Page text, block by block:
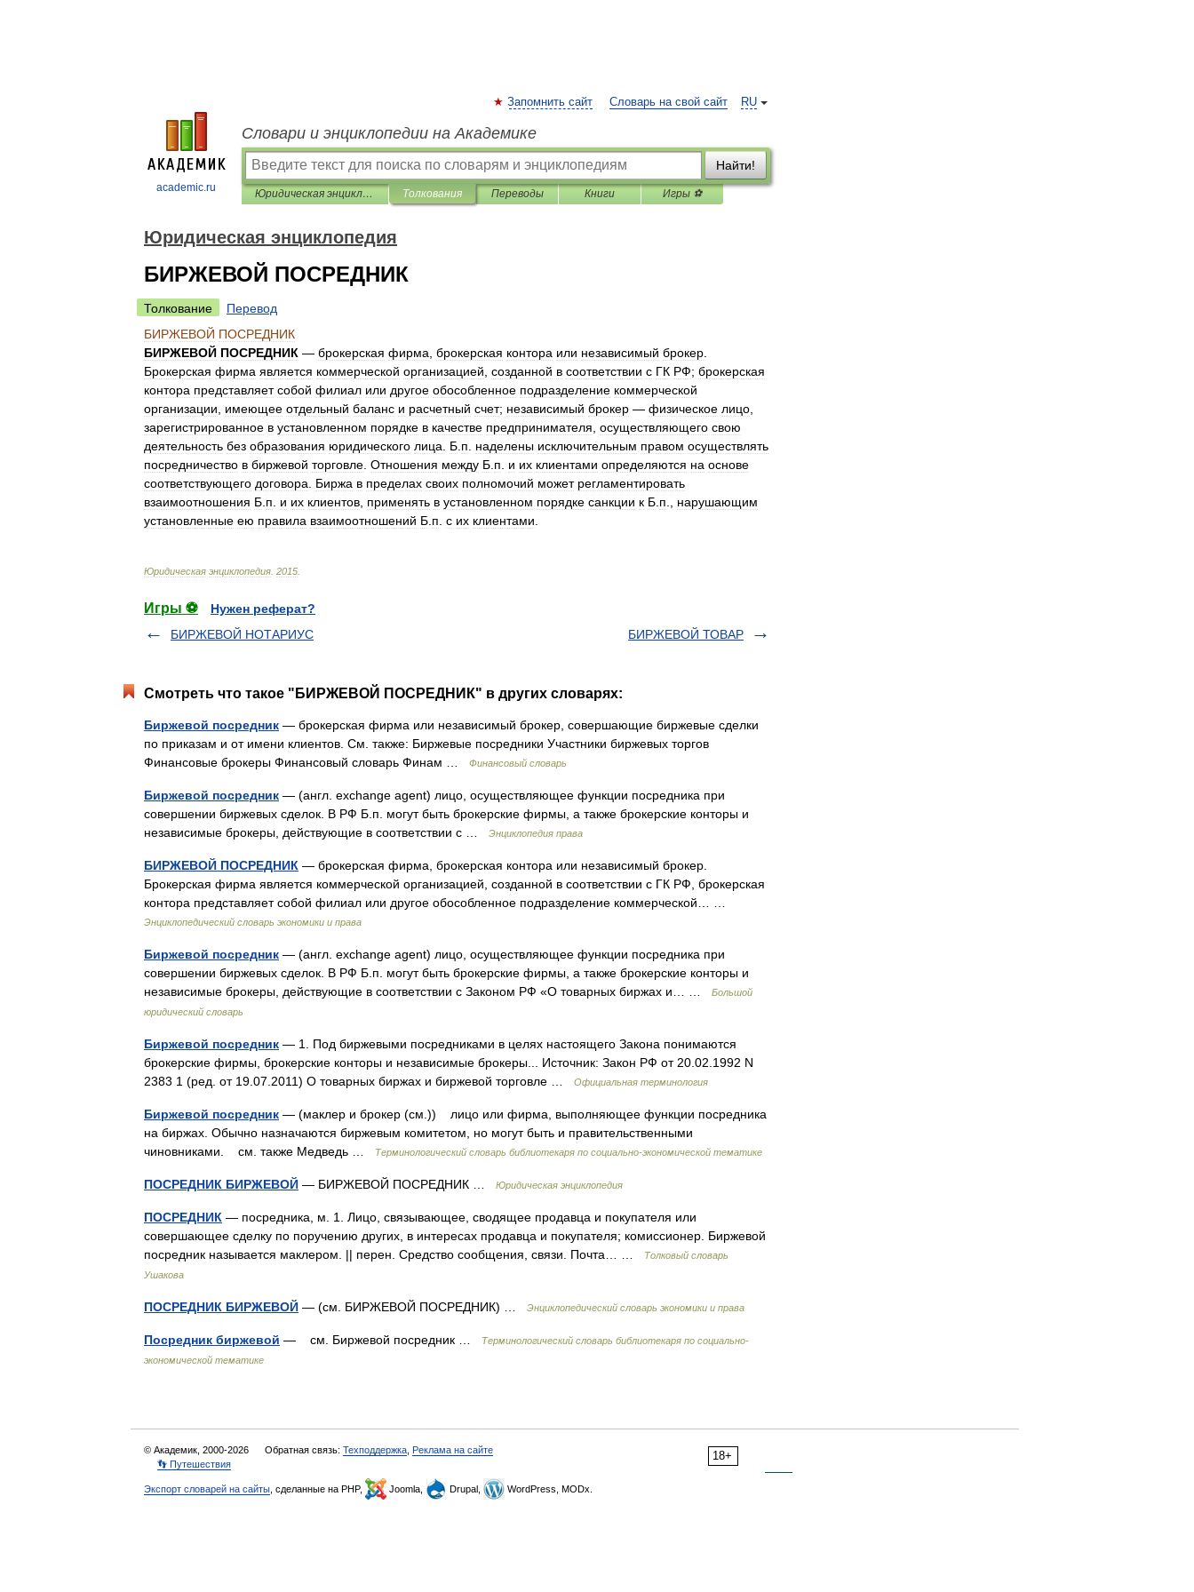
academic.ru
RU
Запомнить сайт Словарь на свой сайт
Словари и энциклопедии на Академике
Найти!
Юридическая энциклопедия Толкования Переводы Книги Игры ⚽
Юридическая энциклопедия
БИРЖЕВОЙ ПОСРЕДНИК
Толкование
Перевод
БИРЖЕВОЙ ПОСРЕДНИК
БИРЖЕВОЙ ПОСРЕДНИК — брокерская фирма брокерская контора или независимый брокер
Брокерская фирма является коммерческой организацией созданной в соответствии с ГК РФ; брокерская
контора представляет собой филиал или другое обособленное подразделение коммерческой
организации
имеющее отдельный баланс и расчетный счет; независимый брокер — физическое лицо
зарегистрированное в установленном порядке в качестве предпринимателя осуществляющего свою
деятельность без образования юридического лица Б п наделены исключительным правом осуществлять
посредничество в биржевой торговле Отношения между Б п и их клиентами определяются на основе
соответствующего договора Биржа в пределах своих полномочий может регламентировать
взаимоотношения Б п и их клиентов применять в установленном порядке санкции к Б п
нарушающим
установленные ею правила взаимоотношений Б п с их клиентами
Юридическая энциклопедия 2015
Игры ⚽
Нужен реферат?
БИРЖЕВОЙ НОТАРИУС
БИРЖЕВОЙ ТОВАР
Смотреть что такое "БИРЖЕВОЙ ПОСРЕДНИК" в других словарях:
Биржевой посредник — брокерская фирма или независимый брокер, совершающие биржевые сделки
по приказам и от имени клиентов. См. также: Биржевые посредники Участники биржевых торгов
Финансовые брокеры Финансовый словарь Финам …
Финансовый словарь
Биржевой посредник — (англ. exchange agent) лицо, осуществляющее функции посредника при
совершении биржевых сделок. В РФ Б.п. могут быть брокерские фирмы, а также брокерские конторы и
независимые брокеры, действующие в соответствии с …
Энциклопедия права
БИРЖЕВОЙ ПОСРЕДНИК — брокерская фирма, брокерская контора или независимый брокер.
Брокерская фирма является коммерческой организацией, созданной в соответствии с ГК РФ, брокерская
контора представляет собой филиал или другое обособленное подразделение коммерческой… …
Энциклопедический словарь экономики и права
Биржевой посредник — (англ. exchange agent) лицо, осуществляющее функции посредника при
совершении биржевых сделок. В РФ Б.п. могут быть брокерские фирмы, а также брокерские конторы и
независимые брокеры, действующие в соответствии с Законом РФ «О товарных биржах и… …
Большой
юридический словарь
Биржевой посредник — 1. Под биржевыми посредниками в целях настоящего Закона понимаются
брокерские фирмы, брокерские конторы и независимые брокеры... Источник: Закон РФ от 20.02.1992 N
2383 1 (ред. от 19.07.2011) О товарных биржах и биржевой торговле …
Официальная терминология
Биржевой посредник — (маклер и брокер (см.)) лицо или фирма, выполняющее функции посредника
на биржах. Обычно назначаются биржевым комитетом, но могут быть и правительственными
чиновниками. см. также Медведь …
Терминологический словарь библиотекаря по социально-экономической тематике
ПОСРЕДНИК БИРЖЕВОЙ — БИРЖЕВОЙ ПОСРЕДНИК … Юридическая энциклопедия
ПОСРЕДНИК — посредника, м. 1. Лицо, связывающее, сводящее продавца и покупателя или
совершающее сделку по поручению других, в интересах продавца и покупателя; комиссионер. Биржевой
посредник называется маклером. || перен. Средство сообщения, связи. Почта… …
Толковый словарь
Ушакова
ПОСРЕДНИК БИРЖЕВОЙ — (см. БИРЖЕВОЙ ПОСРЕДНИК) … Энциклопедический словарь экономики и права
Посредник биржевой — см. Биржевой посредник …
Терминологический словарь библиотекаря по социально-
экономической тематике
18+
© Академик, 2000-2026 Обратная связь: Техподдержка Реклама на сайте
👣 Путешествия
Экспорт словарей на сайты , сделанные на PHP, Joomla, Drupal, WordPress, MODx.